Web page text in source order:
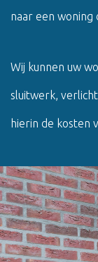
naar een woning
Wij kunnen uw
sluitwerk,
hierin de kosten